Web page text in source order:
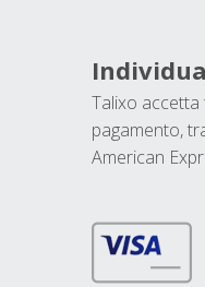
Talixo accetta
pagamento,
American